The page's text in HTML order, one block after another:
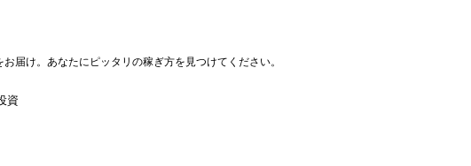
届け。あなたにピッタリの稼ぎ方を見つけてください。
資